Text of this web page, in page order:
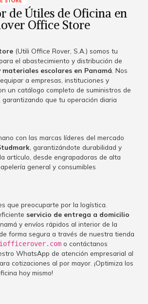
de Útiles de Oficina en
Office Store
(Utili Office Rover, S.A.) somos tu
el abastecimiento y distribución de
escolares en Panamá . Nos
a empresas, instituciones y
un catálogo completo de suministros de
garantizando que tu operación diaria
con las marcas líderes del mercado
, garantizándote durabilidad y
artículo, desde engrapadoras de alta
general y consumibles
que preocuparte por la logística.
servicio de entrega a domicilio
y envíos rápidos al interior de la
forma segura a través de nuestra tienda
o contáctanos
WhatsApp de atención empresarial al
cotizaciones al por mayor. ¡Optimiza los
hoy mismo!